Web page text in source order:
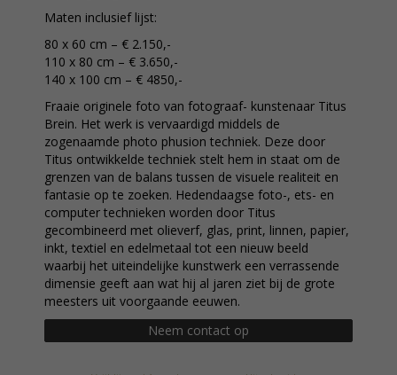
Maten inclusief lijst:
80 x 60 cm – € 2.150,-
110 x 80 cm – € 3.650,-
140 x 100 cm – € 4850,-
Fraaie originele foto van fotograaf- kunstenaar Titus
Brein. Het werk is vervaardigd middels de
zogenaamde photo phusion techniek. Deze door
Titus ontwikkelde techniek stelt hem in staat om de
grenzen van de balans tussen de visuele realiteit en
fantasie op te zoeken. Hedendaagse foto-, ets- en
computer technieken worden door Titus
gecombineerd met olieverf, glas, print, linnen, papier,
inkt, textiel en edelmetaal tot een nieuw beeld
waarbij het uiteindelijke kunstwerk een verrassende
dimensie geeft aan wat hij al jaren ziet bij de grote
meesters uit voorgaande eeuwen.
Neem contact op